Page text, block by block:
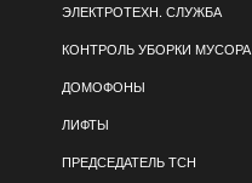
ЭЛЕКТРОТЕХН. СЛУЖБА
КОНТРОЛЬ УБОРКИ МУСОРА
ДОМОФОНЫ
ЛИФТЫ
ПРЕДСЕДАТЕЛЬ ТСН